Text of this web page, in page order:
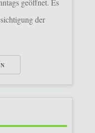
geöffnet. Es
der